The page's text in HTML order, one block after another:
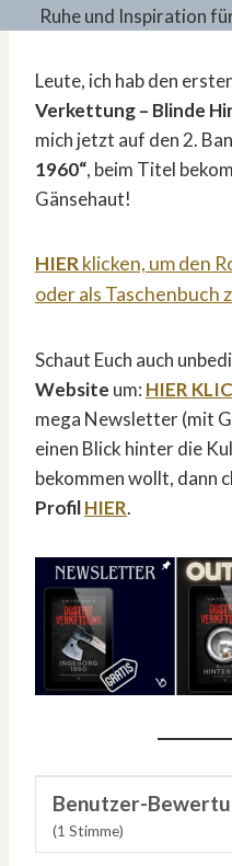
Ruhe und Inspiration
Leute, ich hab den
Verkettung – Blinde
mich jetzt auf den 2.
1960“, beim Titel
Gänsehaut!
HIERklicken, um den
oder als Taschenbuch
Schaut Euch auch
Website um: HIER
mega Newsletter (mit
einen Blick hinter die
bekommen wollt, dann
ProfilHIER.
Benutzer-
(1 Stimme)